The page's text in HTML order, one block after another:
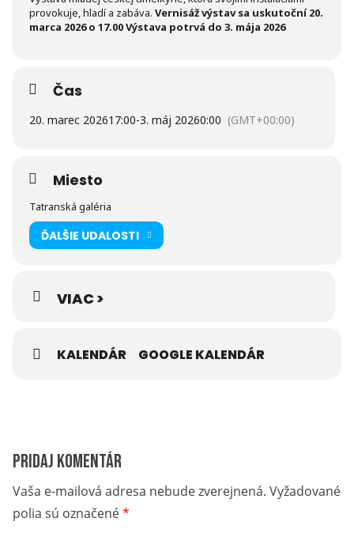
provokuje, hladí a zabáva. Vernisáž výstav sa uskutoční 20.
marca 2026 o 17.00Výstava potrvá do 3. mája 2026
Čas
20. marec 202617:00-3. máj 20260:00 (GMT+00:00)
Miesto
Tatranská galéria
ĎALŠIE UDALOSTI
VIAC >
KALENDÁR GOOGLE KALENDÁR
Pridaj komentár
Vaša e-mailová adresa nebude zverejnená. Vyžadované
polia sú označené*